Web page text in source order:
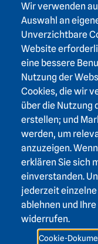
Wir verwenden
Auswahl an
Unverzichtbare
Website
eine bessere
Nutzung der
Cookies, die wir
über die Nutzung
erstellen; und
werden, um
anzuzeigen.
erklären Sie sich
einverstanden.
jederzeit
ablehnen und
widerrufen.
Cookie-
Footer
Footer
Login Intranet
Presse
Förderverein
Footer
Heidelberger
Karlstraße 4
69117 Heidelberg
+49 6221 / 54 32 65
hadw@hadw-